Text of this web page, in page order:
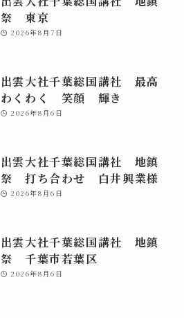
祭 東京
2026年8月7日
出雲大社千葉総国講社 最高
わくわく 笑顔 輝き
2026年8月6日
出雲大社千葉総国講社 地鎮
祭 打ち合わせ 白井興業様
2026年8月6日
出雲大社千葉総国講社 地鎮
祭 千葉市若葉区
2026年8月6日